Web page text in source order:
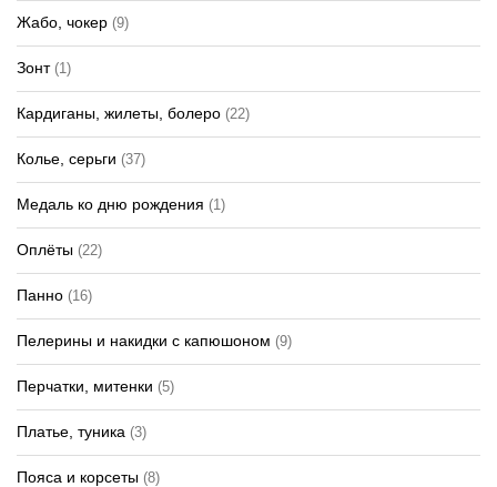
Жабо, чокер (9)
Зонт(1)
Кардиганы, жилеты, болеро (22)
Колье, серьги (37)
Медаль ко дню рождения (1)
Оплёты (22)
Панно (16)
Пелерины и накидки с капюшоном (9)
Перчатки, митенки (5)
Платье, туника (3)
Пояса и корсеты (8)